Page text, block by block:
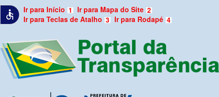
accessible Ir para Início 1 Ir para Mapa do Site 2
Ir para Teclas de Atalho 3 Ir para Rodapé 4